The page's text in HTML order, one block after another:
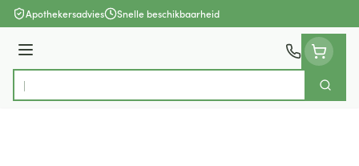
Ga naar de inhoud
Apothekersadvies Snelle beschikbaarheid
Menu
Product, merk, categorie...
Zoek